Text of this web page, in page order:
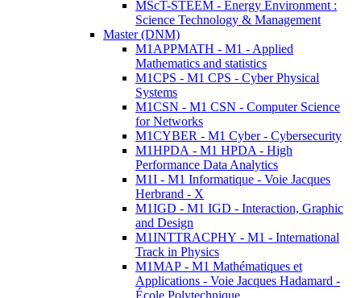
MScT-STEEM - Energy Environment :
Science Technology & Management
Master (DNM)
M1APPMATH - M1 - Applied
Mathematics and statistics
M1CPS - M1 CPS - Cyber Physical
Systems
M1CSN - M1 CSN - Computer Science
for Networks
M1CYBER - M1 Cyber - Cybersecurity
M1HPDA - M1 HPDA - High
Performance Data Analytics
M1I - M1 Informatique - Voie Jacques
Herbrand - X
M1IGD - M1 IGD - Interaction, Graphic
and Design
M1INTTRACPHY - M1 - International
Track in Physics
M1MAP - M1 Mathématiques et
Applications - Voie Jacques Hadamard -
École Polytechnique